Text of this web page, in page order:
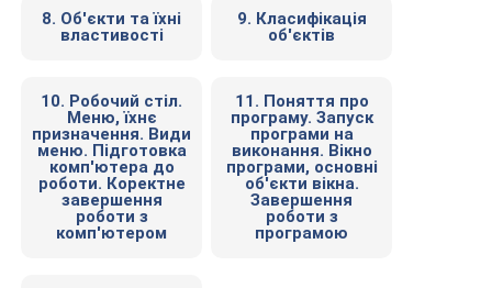
8. Об'єкти та їхні
властивості
9. Класифікація
об'єктів
10. Робочий стіл.
Меню, їхнє
призначення. Види
меню. Підготовка
комп'ютера до
роботи. Коректне
завершення
роботи з
комп'ютером
11. Поняття про
програму. Запуск
програми на
виконання. Вікно
програми, основні
об'єкти вікна.
Завершення
роботи з
програмою